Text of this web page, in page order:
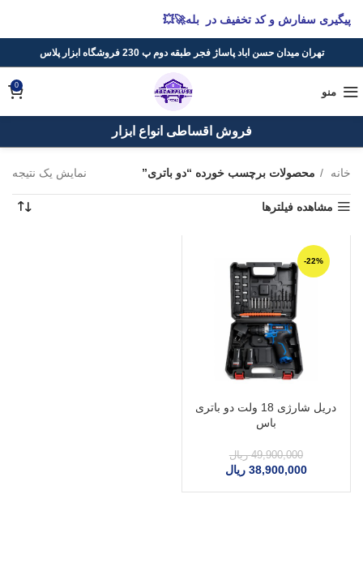
تهران میدان حسن اباد پاساژ فجر طبقه دوم پ 230 فروشگاه ابزار پلاس
منو
0
فروش اقساطی انواع ابزار
خانه محصولات برچسب خورده “دو باتری” نمایش یک نتیجه
مشاهده فیلترها
-22%
دریل شارژی 18 ولت دو باتری
باس
49,900,000 ریال
38,900,000 ریال
پیگیری سفارش و کد تخفیف در بله🚀💥